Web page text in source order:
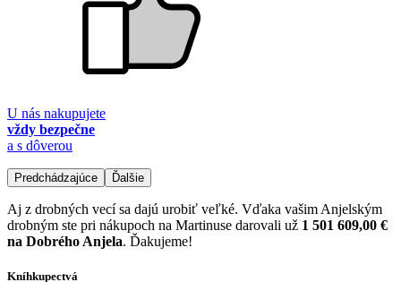
U nás nakupujete
vždy bezpečne
a s dôverou
Predchádzajúce Ďalšie
Aj z drobných vecí sa dajú urobiť veľké. Vďaka vašim Anjelským
drobným ste pri nákupoch na Martinuse darovali už 1 501 609,00 €
na Dobrého Anjela. Ďakujeme!
Kníhkupectvá